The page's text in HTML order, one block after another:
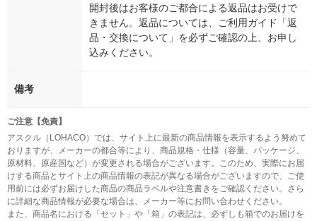
開封後はお客様のご都合による返品はお受けで
きません。返品については、ご利用ガイド「返
品・交換について」を必ずご確認の上、お申し
込みください。
備考
ご注意【免責】
アスクル（LOHACO）では、サイト上に最新の商品情報を表示するよう努めて
おりますが、メーカーの都合等により、商品規格・仕様（容量、パッケージ、
原材料、原産国など）が変更される場合がございます。このため、実際にお届
けする商品とサイト上の商品情報の表記が異なる場合がございますので、ご使
用前には必ずお届けした商品の商品ラベルや注意書きをご確認ください。さら
に詳細な商品情報が必要な場合は、メーカー等にお問い合わせください。
また、商品名における「セット」や「箱」の表記は、必ずしも箱でのお届けを